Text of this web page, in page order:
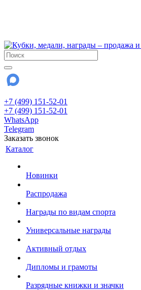
+7 (499) 151-52-01
+7 (499) 151-52-01
WhatsApp
Telegram
Заказать звонок
Каталог
Новинки
Распродажа
Награды по видам спорта
Универсальные награды
Активный отдых
Дипломы и грамоты
Разрядные книжки и значки